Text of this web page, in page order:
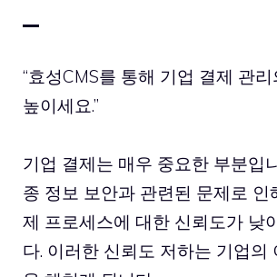
–
“효성CMS를 통해 기업 결제 관
높이세요.”
기업 결제는 매우 중요한 부분입
종 정보 보안과 관련된 문제로 인
제 프로세스에 대한 신뢰도가 낮
다. 이러한 신뢰도 저하는 기업의